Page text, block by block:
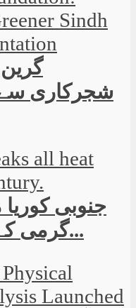
شجرکاری
جنوبی
گرمی کے تمام ریکارڈ ٹوٹ...